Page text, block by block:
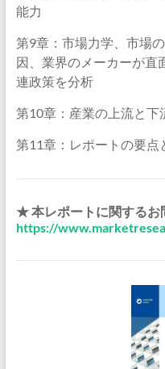
能力
第9章：市場力学、市場
因、業界のメーカーが直
連政策を分析
第10章：産業の上流と
第11章：レポートの要点
★ 本レポートに関する
https://